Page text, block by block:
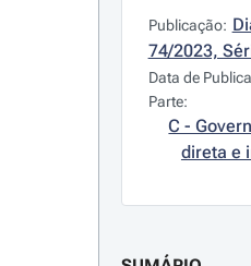
Publicação:
74/2023,
Data de
Parte:
C -
direta e